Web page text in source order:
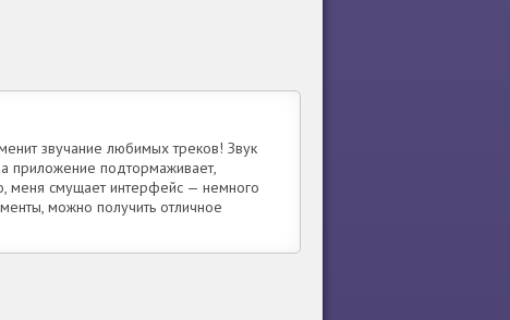
звучание любимых треков! Звук
приложение подтормаживает,
меня смущает интерфейс — немного
можно получить отличное